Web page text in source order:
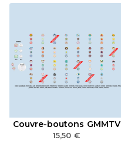
Couvre-boutons GMMTV
15,50 €